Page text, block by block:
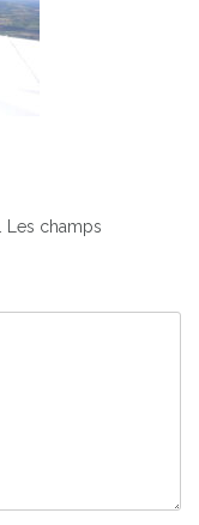
Les champs